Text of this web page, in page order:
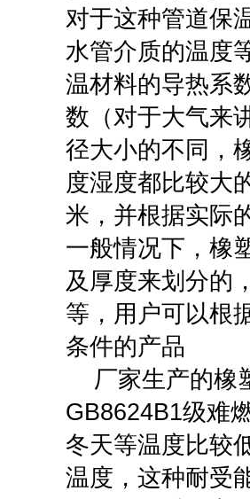
对于这种管道保
水管介质的温度
温材料的导热系
数（对于大气来
径大小的不同，
度湿度都比较大
米，并根据实际
一般情况下，橡
及厚度来划分的
等，用户可以根
条件的产品
厂家生产的橡
GB8624B1级难
冬天等温度比较
温度，这种耐受